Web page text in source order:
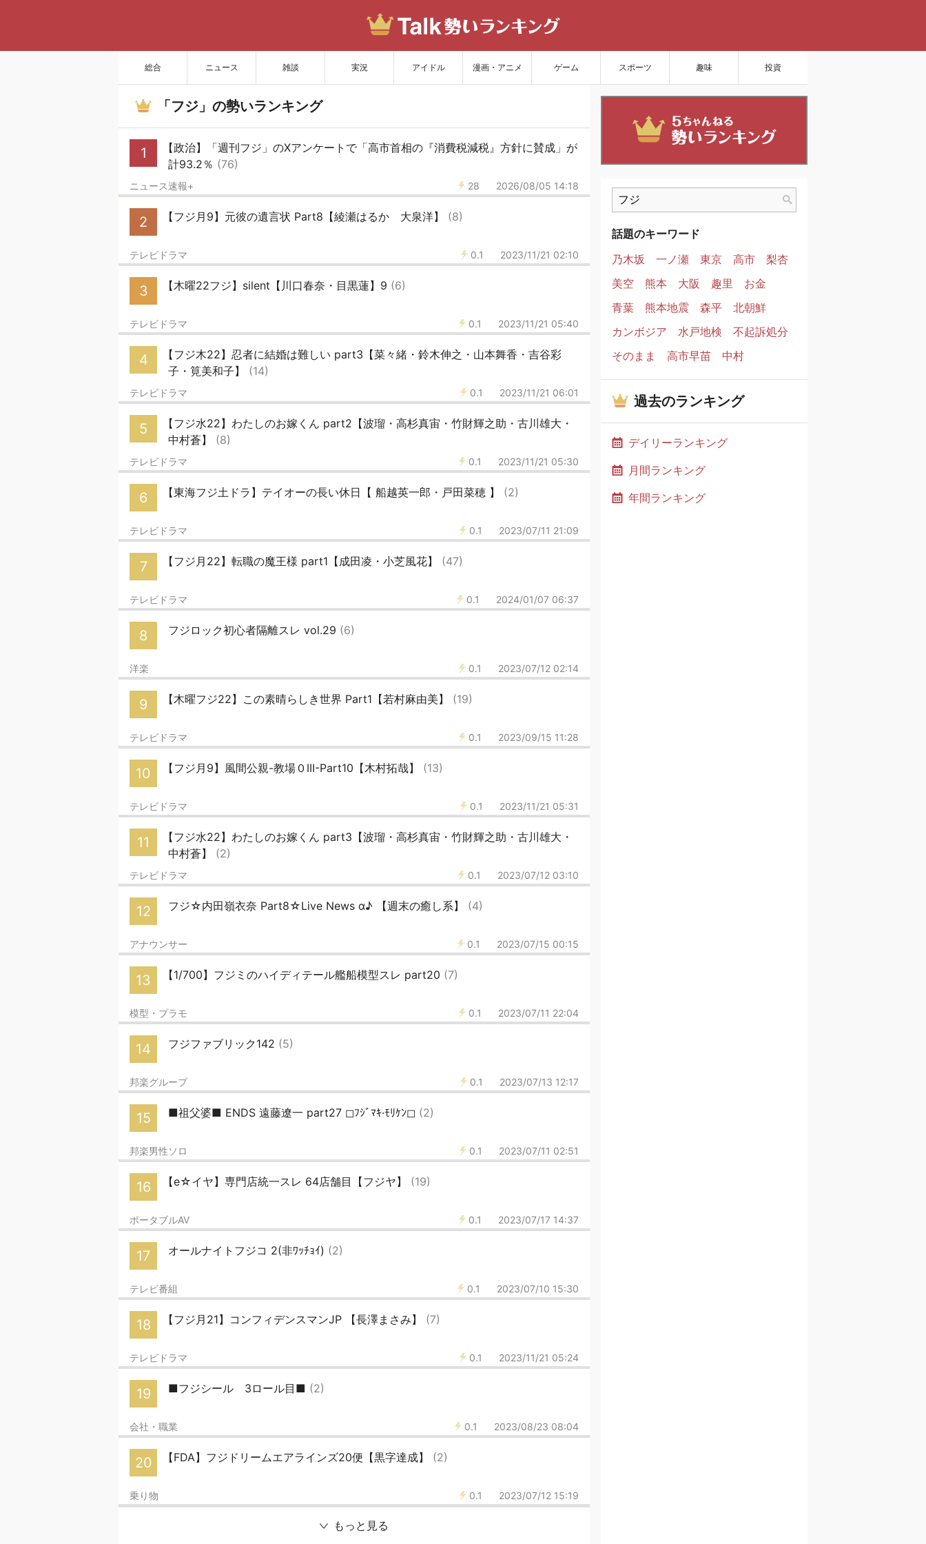
総合 ニュース 雑談 実況 アイドル 漫画・アニメ ゲーム スポーツ 趣味 投資
サイトを更新
「フジ」の勢いランキング
1
【政治】「週刊フジ」のXアンケートで「高市首相の『消費税減税』方針に賛成」が
計93.2％ (76)
28 2026/08/05 14:18
ニュース速報+
2 【フジ月9】元彼の遺言状 Part8【綾瀬はるか 大泉洋】 (8)
0.1 2023/11/21 02:10
テレビドラマ
3 【木曜22フジ】silent【川口春奈・目黒蓮】9 (6)
0.1 2023/11/21 05:40
テレビドラマ
4
【フジ木22】忍者に結婚は難しい part3【菜々緒・鈴木伸之・山本舞香・吉谷彩
子・筧美和子】 (14)
0.1 2023/11/21 06:01
テレビドラマ
5
【フジ水22】わたしのお嫁くん part2【波瑠・高杉真宙・竹財輝之助・古川雄大・
中村蒼】 (8)
0.1 2023/11/21 05:30
テレビドラマ
6 【東海フジ土ドラ】テイオーの長い休日【 船越英一郎・戸田菜穂 】 (2)
0.1 2023/07/11 21:09
テレビドラマ
7 【フジ月22】転職の魔王様 part1【成田凌・小芝風花】 (47)
0.1 2024/01/07 06:37
テレビドラマ
8 フジロック初心者隔離スレ vol.29 (6)
0.1 2023/07/12 02:14
洋楽
9 【木曜フジ22】この素晴らしき世界 Part1【若村麻由美】 (19)
0.1 2023/09/15 11:28
テレビドラマ
10 【フジ月9】風間公親-教場０III-Part10【木村拓哉】 (13)
0.1 2023/11/21 05:31
テレビドラマ
11
【フジ水22】わたしのお嫁くん part3【波瑠・高杉真宙・竹財輝之助・古川雄大・
中村蒼】 (2)
0.1 2023/07/12 03:10
テレビドラマ
12 フジ☆内田嶺衣奈 Part8☆Live News α♪ 【週末の癒し系】 (4)
0.1 2023/07/15 00:15
アナウンサー
13 【1/700】フジミのハイディテール艦船模型スレ part20 (7)
0.1 2023/07/11 22:04
模型・プラモ
14 フジファブリック142 (5)
0.1 2023/07/13 12:17
邦楽グループ
15 ■祖父婆■ ENDS 遠藤遼一 part27 ◻ﾌｼﾞﾏｷ·ﾓﾘｹﾝ◻ (2)
0.1 2023/07/11 02:51
邦楽男性ソロ
16 【e☆イヤ】専門店統一スレ 64店舗目【フジヤ】 (19)
0.1 2023/07/17 14:37
ポータブルAV
17 オールナイトフジコ 2(非ﾜｯﾁｮｲ) (2)
0.1 2023/07/10 15:30
テレビ番組
18 【フジ月21】コンフィデンスマンJP 【長澤まさみ】 (7)
0.1 2023/11/21 05:24
テレビドラマ
19 ■フジシール 3ロール目■ (2)
0.1 2023/08/23 08:04
会社・職業
20 【FDA】フジドリームエアラインズ20便【黒字達成】 (2)
0.1 2023/07/12 15:19
乗り物
もっと見る
話題のキーワード
乃木坂
一ノ瀬 東京 高市
梨杏
美空
熊本 大阪 趣里
お金
青葉
熊本地震 森平
北朝鮮
カンボジア
水戸地検
不起訴処分
そのまま
高市早苗 中村
過去のランキング
デイリーランキング
月間ランキング
年間ランキング